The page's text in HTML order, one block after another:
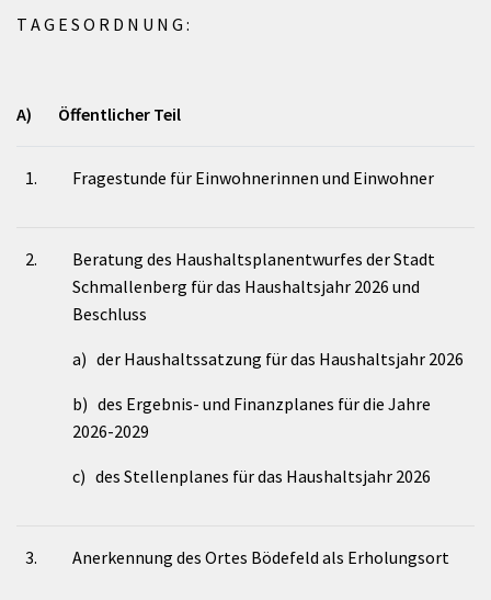
T A G E S O R D N U N G :
A) Öffentlicher Teil
1. Fragestunde für Einwohnerinnen und Einwohner
2.
Beratung des Haushaltsplanentwurfes der Stadt
Schmallenberg für das Haushaltsjahr 2026 und
Beschluss
a) der Haushaltssatzung für das Haushaltsjahr 2026
b) des Ergebnis- und Finanzplanes für die Jahre
2026-2029
c) des Stellenplanes für das Haushaltsjahr 2026
3. Anerkennung des Ortes Bödefeld als Erholungsort